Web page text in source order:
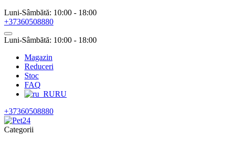
Luni-Sâmbătă: 10:00 - 18:00
+37360508880
Luni-Sâmbătă: 10:00 - 18:00
Magazin
Reduceri
Stoc
FAQ
RU
+37360508880
Categorii